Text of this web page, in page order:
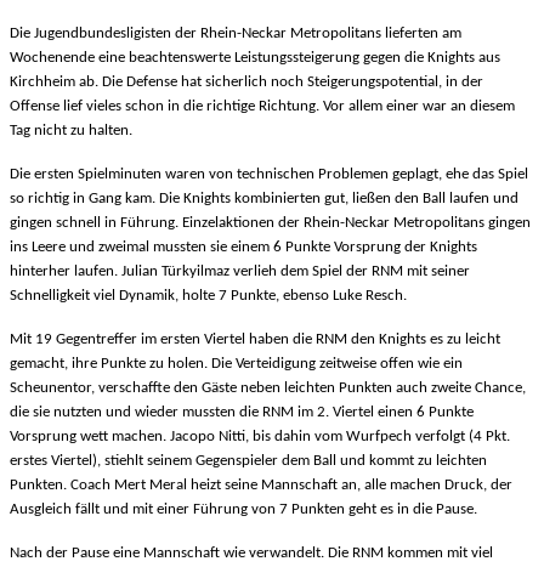
Die Jugendbundesligisten der Rhein-Neckar Metropolitans lieferten am
Wochenende eine beachtenswerte Leistungssteigerung gegen die Knights aus
Kirchheim ab. Die Defense hat sicherlich noch Steigerungspotential, in der
Offense lief vieles schon in die richtige Richtung. Vor allem einer war an diesem
Tag nicht zu halten.
Die ersten Spielminuten waren von technischen Problemen geplagt, ehe das Spiel
so richtig in Gang kam. Die Knights kombinierten gut, ließen den Ball laufen und
gingen schnell in Führung. Einzelaktionen der Rhein-Neckar Metropolitans gingen
ins Leere und zweimal mussten sie einem 6 Punkte Vorsprung der Knights
hinterher laufen. Julian Türkyilmaz verlieh dem Spiel der RNM mit seiner
Schnelligkeit viel Dynamik, holte 7 Punkte, ebenso Luke Resch.
Mit 19 Gegentreffer im ersten Viertel haben die RNM den Knights es zu leicht
gemacht, ihre Punkte zu holen. Die Verteidigung zeitweise offen wie ein
Scheunentor, verschaffte den Gäste neben leichten Punkten auch zweite Chance,
die sie nutzten und wieder mussten die RNM im 2. Viertel einen 6 Punkte
Vorsprung wett machen. Jacopo Nitti, bis dahin vom Wurfpech verfolgt (4 Pkt.
erstes Viertel), stiehlt seinem Gegenspieler dem Ball und kommt zu leichten
Punkten. Coach Mert Meral heizt seine Mannschaft an, alle machen Druck, der
Ausgleich fällt und mit einer Führung von 7 Punkten geht es in die Pause.
Nach der Pause eine Mannschaft wie verwandelt. Die RNM kommen mit viel